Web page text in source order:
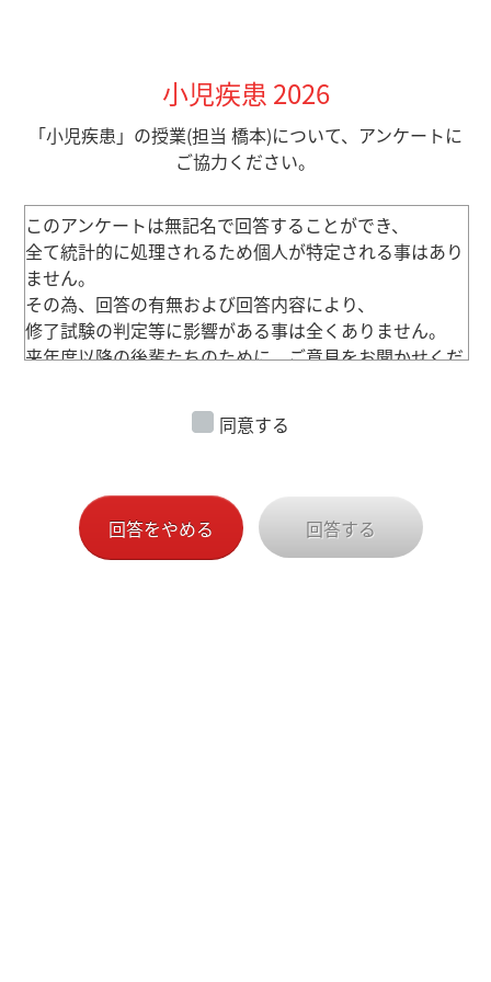
小児疾患 2026
「小児疾患」の授業(担当 橋本)について、アンケートに
ご協力ください。
このアンケートは無記名で回答することができ、
全て統計的に処理されるため個人が特定される事はあり
ません。
その為、回答の有無および回答内容により、
修了試験の判定等に影響がある事は全くありません。
来年度以降の後輩たちのために、ご意見をお聞かせくだ
同意する
回答をやめる 回答する